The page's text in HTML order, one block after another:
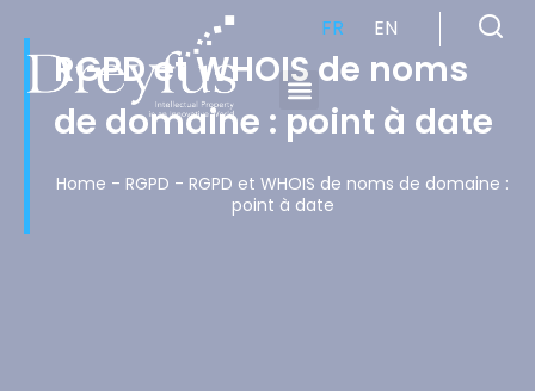
FR EN
RGPD et WHOIS de noms
de domaine : point à date
Home - RGPD - RGPD et WHOIS de noms de domaine :
point à date